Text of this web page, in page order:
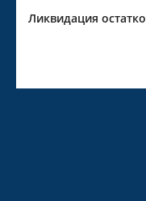
Ликвидация